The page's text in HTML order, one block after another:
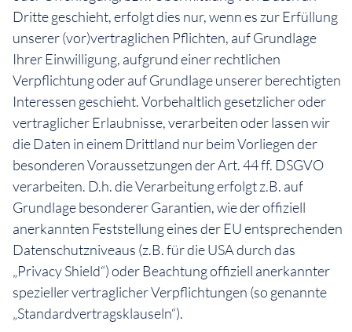
Dritte geschieht, erfolgt dies nur, wenn es zur Erfüllung
unserer (vor)vertraglichen Pflichten, auf Grundlage
Ihrer Einwilligung, aufgrund einer rechtlichen
Verpflichtung oder auf Grundlage unserer berechtigten
Interessen geschieht. Vorbehaltlich gesetzlicher oder
vertraglicher Erlaubnisse, verarbeiten oder lassen wir
die Daten in einem Drittland nur beim Vorliegen der
besonderen Voraussetzungen der Art. 44 ff. DSGVO
verarbeiten. D.h. die Verarbeitung erfolgt z.B. auf
Grundlage besonderer Garantien, wie der offiziell
anerkannten Feststellung eines der EU entsprechenden
Datenschutzniveaus (z.B. für die USA durch das
„Privacy Shield“) oder Beachtung offiziell anerkannter
spezieller vertraglicher Verpflichtungen (so genannte
„Standardvertragsklauseln“).